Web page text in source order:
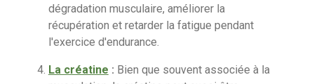
dégradation musculaire, améliorer la
récupération et retarder la fatigue pendant
l'exercice d'endurance.
La créatine : Bien que souvent associée à la